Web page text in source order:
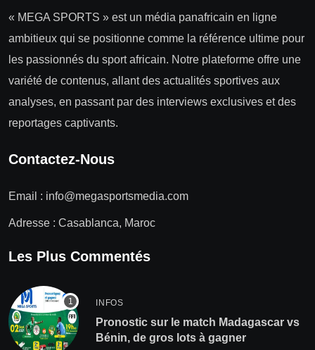
« MEGA SPORTS » est un média panafricain en ligne
ambitieux qui se positionne comme la référence ultime pour
les passionnés du sport africain. Notre plateforme offre une
variété de contenus, allant des actualités sportives aux
analyses, en passant par des interviews exclusives et des
reportages captivants.
Contactez-Nous
Email : info@megasportsmedia.com
Adresse : Casablanca, Maroc
Les Plus Commentés
INFOS
Pronostic sur le match Madagascar vs
Bénin, de gros lots à gagner